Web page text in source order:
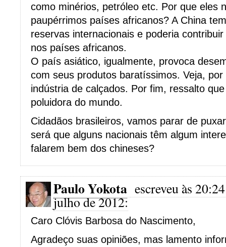
como minérios, petróleo etc. Por que eles
paupérrimos países africanos? A China
reservas internacionais e poderia
nos países africanos.
O país asiático, igualmente, provoca
com seus produtos baratíssimos. Veja,
indústria de calçados. Por fim, ressalto
poluidora do mundo.
Cidadãos brasileiros, vamos parar de
será que alguns nacionais têm algum
falarem bem dos chineses?
Paulo Yokota escreveu às
julho de 2012:
Caro Clóvis Barbosa do Nascimento,
Agradeço suas opiniões, mas lamento